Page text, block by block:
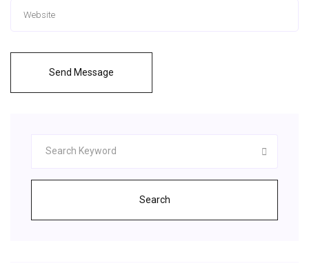
Send Message
Search